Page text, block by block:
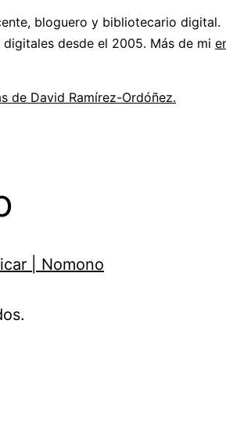
bloguero y bibliotecario digital.
desde el 2005. Más de mi
de David Ramírez-Ordóñez.
| Nomono